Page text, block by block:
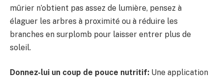
mûrier n’obtient pas assez de lumière, pensez à
élaguer les arbres à proximité ou à réduire les
branches en surplomb pour laisser entrer plus de
soleil.
Donnez-lui un coup de pouce nutritif: Une application